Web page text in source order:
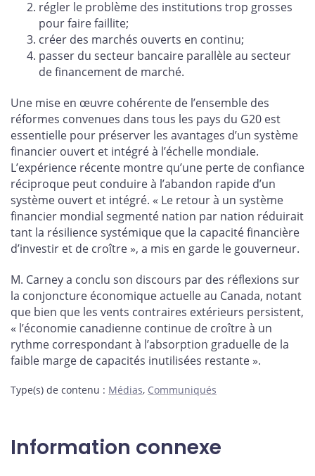
régler le problème des institutions trop grosses
pour faire faillite;
créer des marchés ouverts en continu;
passer du secteur bancaire parallèle au secteur
de financement de marché.
Une mise en œuvre cohérente de l’ensemble des
réformes convenues dans tous les pays du G20 est
essentielle pour préserver les avantages d’un système
financier ouvert et intégré à l’échelle mondiale.
L’expérience récente montre qu’une perte de confiance
réciproque peut conduire à l’abandon rapide d’un
système ouvert et intégré. « Le retour à un système
financier mondial segmenté nation par nation réduirait
tant la résilience systémique que la capacité financière
d’investir et de croître », a mis en garde le gouverneur.
M. Carney a conclu son discours par des réflexions sur
la conjoncture économique actuelle au Canada, notant
que bien que les vents contraires extérieurs persistent,
« l’économie canadienne continue de croître à un
rythme correspondant à l’absorption graduelle de la
faible marge de capacités inutilisées restante ».
Type(s) de contenu : Médias, Communiqués
Information connexe